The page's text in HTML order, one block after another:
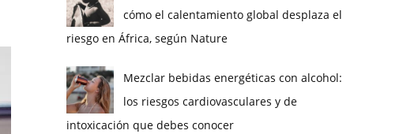
cómo el calentamiento global desplaza el
riesgo en África, según Nature
Mezclar bebidas energéticas con alcohol:
los riesgos cardiovasculares y de
intoxicación que debes conocer